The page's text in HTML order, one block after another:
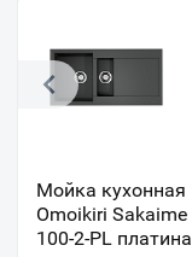
Мойка кухонная
Omoikiri Sakaime
100-2-PL платина